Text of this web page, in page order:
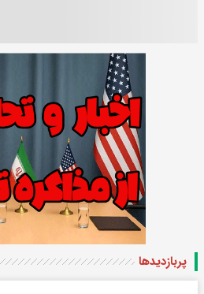
پربازدید‌ها